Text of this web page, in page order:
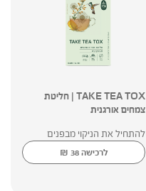
TAKE TEA TOX | חליטת
צמחים אורגנית
להתחיל את הניקוי מבפנים
לרכישה ₪ 38